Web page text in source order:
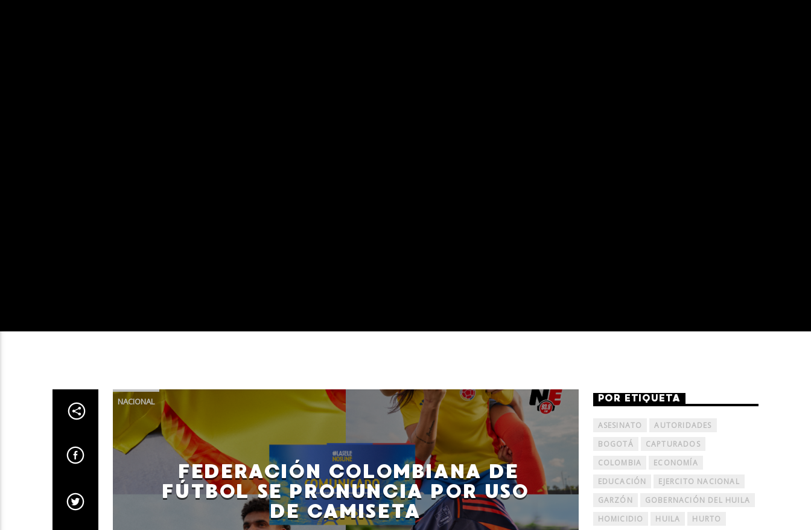
NACIONAL
FEDERACIÓN COLOMBIANA DE
FÚTBOL SE PRONUNCIA POR USO
DE CAMISETA
POR ETIQUETA
ASESINATO
AUTORIDADES
BOGOTÁ
CAPTURADOS
COLOMBIA
ECONOMÍA
EDUCACIÓN
EJERCITO NACIONAL
GARZÓN
GOBERNACIÓN DEL HUILA
HOMICIDIO
HUILA
HURTO